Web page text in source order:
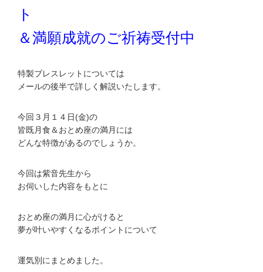
ト
＆満願成就のご祈祷受付中
特製ブレスレットについては
メールの後半で詳しく解説いたします。
今回３月１４日(金)の
皆既月食＆おとめ座の満月には
どんな特徴があるのでしょうか。
今回は紫音先生から
お伺いした内容をもとに
おとめ座の満月に心がけると
夢が叶いやすくなるポイントについて
運気別にまとめました。